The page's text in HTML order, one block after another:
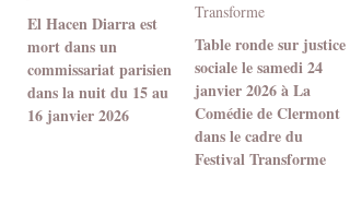
El Hacen Diarra est
mort dans un
commissariat parisien
dans la nuit du 15 au
16 janvier 2026
Table ronde sur justice
sociale le samedi 24
janvier 2026 à La
Comédie de Clermont
dans le cadre du
Festival Transforme